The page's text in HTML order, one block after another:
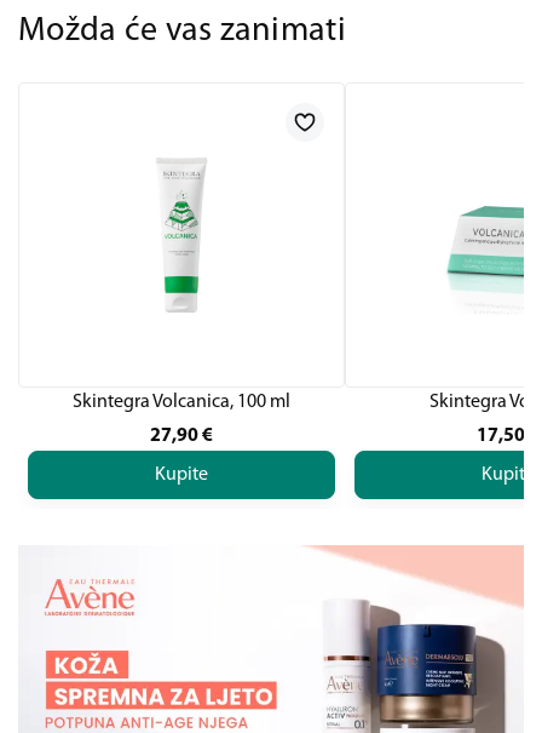
Možda će vas zanimati
Skintegra Volcanica, 100 ml
27,90€
Kupite
Skintegra
17,50
Kupite